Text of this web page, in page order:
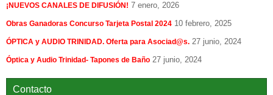
¡NUEVOS CANALES DE DIFUSIÓN! 7 enero, 2026
Obras Ganadoras Concurso Tarjeta Postal 2024 10 febrero, 2025
ÓPTICA y AUDIO TRINIDAD. Oferta para Asociad@s. 27 junio, 2024
Óptica y Audio Trinidad- Tapones de Baño 27 junio, 2024
Contacto